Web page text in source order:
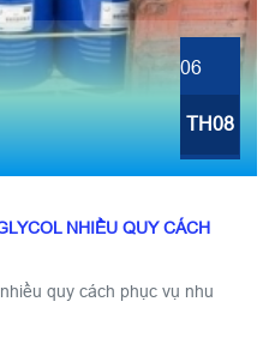
06
TH08
NHIỀU QUY CÁCH
quy cách phục vụ nhu